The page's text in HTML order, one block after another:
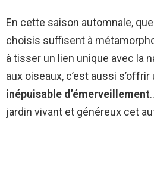
En cette saison automnale,
choisis suffisent à
à tisser un lien unique avec la
aux oiseaux, c’est aussi s’offrir
inépuisable d’émerveillement
jardin vivant et généreux cet